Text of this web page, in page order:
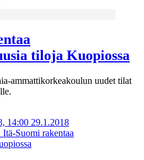
tiloja Kuopiossa
ammattikorkeakoulun uudet tilat
14:00 29.1.2018
Suomi rakentaa